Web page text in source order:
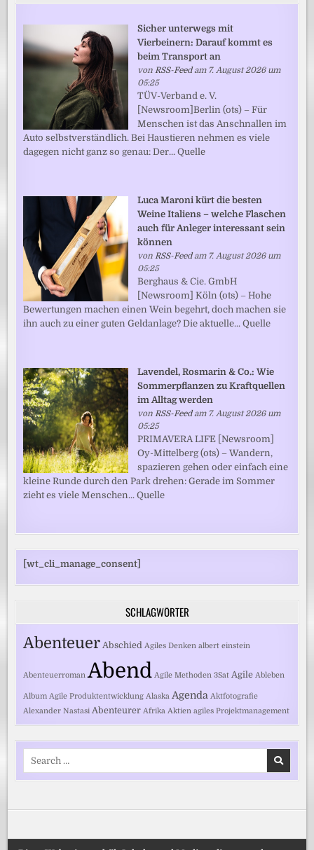
Sicher unterwegs mit
Vierbeinern: Darauf kommt es
beim Transport an
vonRSS-Feedam 7. August 2026 um
05:25
TÜV-Verband e. V.
[Newsroom]Berlin (ots) – Für
Menschen ist das Anschnallen im
Auto selbstverständlich. Bei Haustieren nehmen es viele
dagegen nicht ganz so genau: Der... Quelle
Luca Maroni kürt die besten
Weine Italiens – welche Flaschen
auch für Anleger interessant sein
können
vonRSS-Feedam 7. August 2026 um
05:25
Berghaus & Cie. GmbH
[Newsroom] Köln (ots) – Hohe
Bewertungen machen einen Wein begehrt, doch machen sie
ihn auch zu einer guten Geldanlage? Die aktuelle... Quelle
Lavendel, Rosmarin & Co.: Wie
Sommerpflanzen zu Kraftquellen
im Alltag werden
vonRSS-Feedam 7. August 2026 um
05:25
PRIMAVERA LIFE [Newsroom]
Oy-Mittelberg (ots) – Wandern,
spazieren gehen oder einfach eine
kleine Runde durch den Park drehen: Gerade im Sommer
zieht es viele Menschen... Quelle
[wt_cli_manage_consent]
SCHLAGWÖRTER
Abenteuer Abschied Agiles Denken albert einstein
Abenteuerroman Abend Agile Methoden 3Sat Agile Ableben
Album Agile Produktentwicklung Alaska Agenda Aktfotografie
Alexander Nastasi Abenteurer Afrika Aktien agiles Projektmanagement
Search